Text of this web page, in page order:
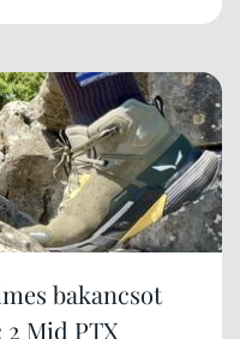
bakancsot
Mid PTX